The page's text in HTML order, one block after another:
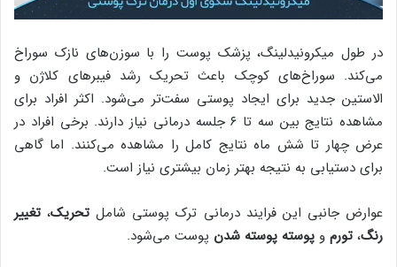
در طول میکرونیدلینگ، پزشک پوست را با سوزن‌های نازک سوراخ
می‌کند. سوراخ‌های کوچک باعث تحریک رشد فیبرهای کلاژن و
الاستین جدید برای ایجاد پوستی سفت‌تر می‌شود. اکثر افراد برای
مشاهده نتایج بین سه تا ۶ جلسه درمانی نیاز دارند. برخی افراد در
عرض چهار تا شش ماه نتایج کامل را مشاهده می‌کنند. اما گاهی
برای دستیابی به نتیجه بهتر زمان بیشتری نیاز است.
عوارض جانبی این فرایند درمانی ترک پوستی شامل تحریک، تغییر
رنگ، تورم و پوسته پوسته شدن پوست می‌شود.